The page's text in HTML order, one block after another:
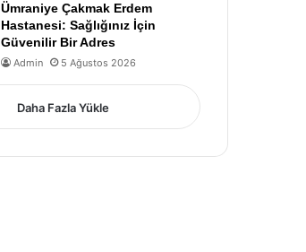
Ümraniye Çakmak Erdem
Hastanesi: Sağlığınız İçin
Güvenilir Bir Adres
Admin 5 Ağustos 2026
Daha Fazla Yükle